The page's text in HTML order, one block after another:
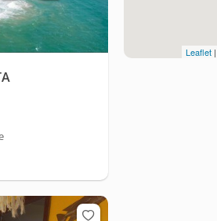
Leaflet |